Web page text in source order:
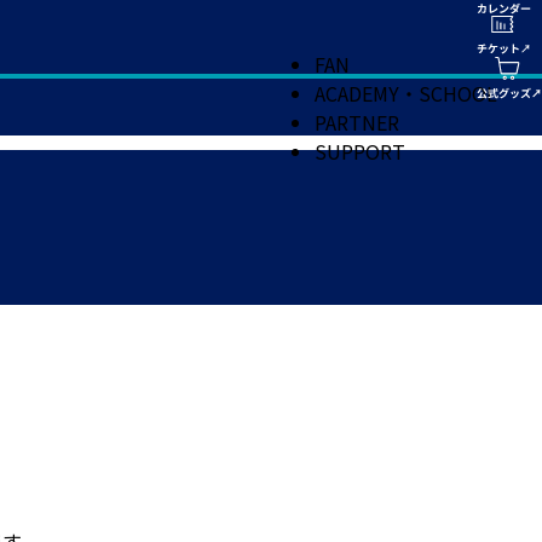
FAN
ACADEMY・SCHOOL
PARTNER
SUPPORT